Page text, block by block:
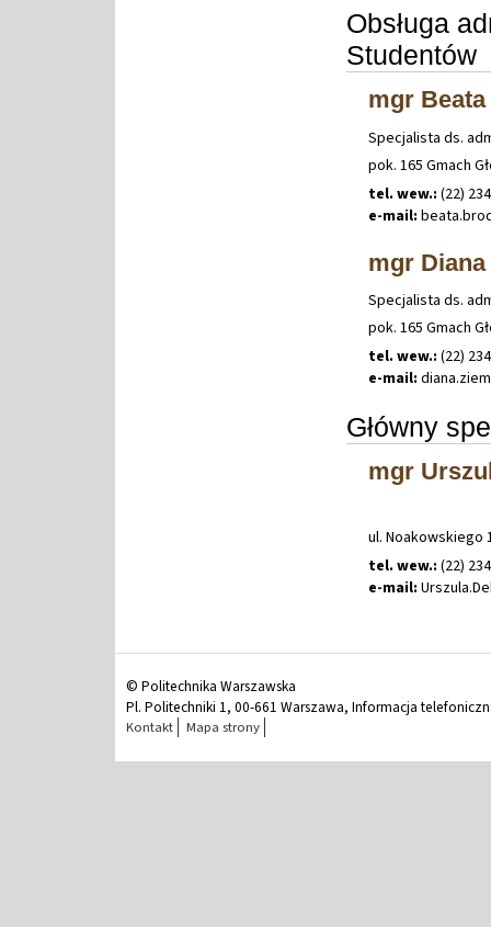
Obsługa
Studentów
mgr
Specjalista ds.
pok. 165 Gmach
tel. wew.: (22)
e-mail: beata.
mgr
Specjalista ds.
pok. 165 Gmach
tel. wew.: (22)
e-mail: diana.
Główny
mgr
ul. Noakowskiego
tel. wew.: (22)
e-mail: Urszula.
© Politechnika Warszawska
Pl. Politechniki 1, 00-661 Warszawa, Informacja
Kontakt Mapa strony